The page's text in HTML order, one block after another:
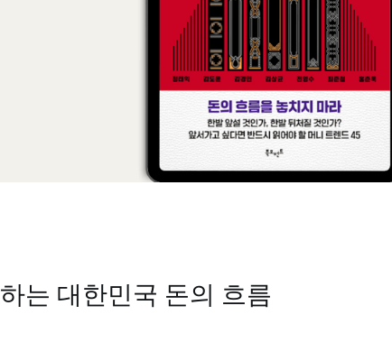
는 대한민국 돈의 흐름